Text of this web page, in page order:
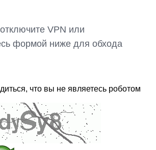
VPN или
формой ниже для обхода
что вы не являетесь роботом